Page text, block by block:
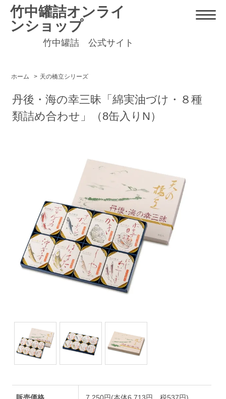
竹中罐詰オンライ
ンショップ
竹中罐詰 公式サイト
ホーム > 天の橋立シリーズ
丹後・海の幸三昧「綿実油づけ・８種
類詰め合わせ」（8缶入りN）